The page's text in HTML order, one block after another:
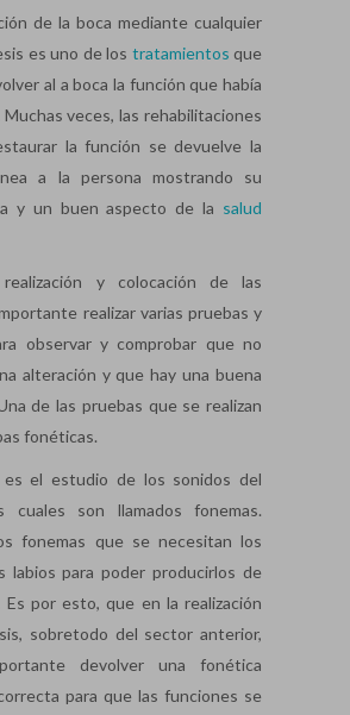
de la boca mediante cualquier
es uno de los tratamientos que
al a boca la función que había
Muchas veces, las rehabilitaciones
la función se devuelve la
a la persona mostrando su
y un buen aspecto de la salud
y colocación de las
realizar varias pruebas y
observar y comprobar que no
alteración y que hay una buena
de las pruebas que se realizan
fonéticas.
es el estudio de los sonidos del
cuales son llamados fonemas.
fonemas que se necesitan los
labios para poder producirlos de
Es por esto, que en la realización
sobretodo del sector anterior,
devolver una fonética
para que las funciones se